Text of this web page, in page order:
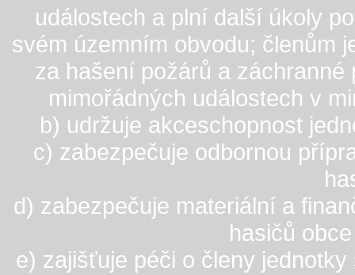
událostech a plní další úkoly
svém územním obvodu; členům
za hašení požárů a
mimořádných událostech v
b) udržuje akceschopnost
c) zabezpečuje odbornou
d) zabezpečuje materiální a
hasičů
e) zajišťuje péči o členy